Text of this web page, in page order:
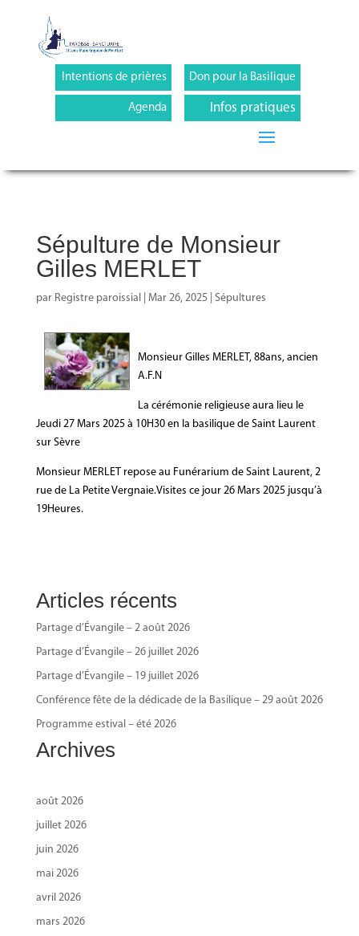
Intentions de prières
Agenda
Don pour la Basilique
Infos pratiques
Sépulture de Monsieur
Gilles MERLET
par Registre paroissial| Mar 26, 2025 Sépultures
Monsieur Gilles MERLET, 88ans, ancien
A.F.N
La cérémonie religieuse aura lieu le
Jeudi 27 Mars 2025 à 10H30 en la basilique de Saint Laurent
sur Sèvre
Monsieur MERLET repose au Funérarium de Saint Laurent, 2
rue de La Petite Vergnaie.Visites ce jour 26 Mars 2025 jusqu’à
19Heures.
Articles récents
Partage d’Évangile – 2 août 2026
Partage d’Évangile – 26 juillet 2026
Partage d’Évangile – 19 juillet 2026
Conférence fête de la dédicade de la Basilique – 29 août 2026
Programme estival – été 2026
Archives
août 2026
juillet 2026
juin 2026
mai 2026
avril 2026
mars 2026